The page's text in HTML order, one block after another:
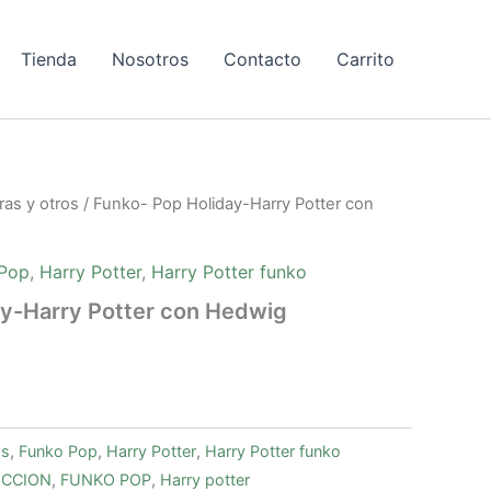
Tienda Nosotros Contacto Carrito
y otros / Funko- Pop Holiday-Harry Potter con
, Harry Potter, Harry Potter funko
Harry Potter con Hedwig
, Funko Pop, Harry Potter, Harry Potter funko
, FUNKO POP, Harry potter